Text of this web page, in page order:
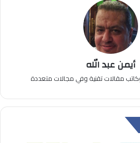
أيمن عبد الله
مقالات تقنية وفي مجالات متعددة